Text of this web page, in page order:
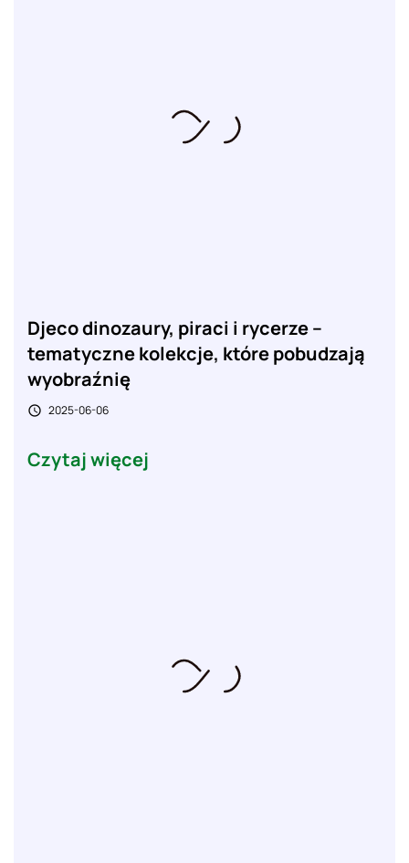
Djeco dinozaury, piraci i rycerze –
tematyczne kolekcje, które pobudzają
wyobraźnię
 2025-06-06
Czytaj więcej